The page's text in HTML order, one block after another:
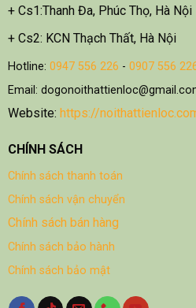
+ Cs1:Thanh Đa, Phúc Thọ, Hà Nội
+ Cs2: KCN Thạch Thất, Hà Nội
Hotline: 0947 556 226 - 0907 556
Email:
Website: https://
CHÍNH SÁCH
Chính sách thanh toán
Chính sách vận chuyển
Chính sách bán hàng
Chính sách bảo hành
Chính sách bảo mật